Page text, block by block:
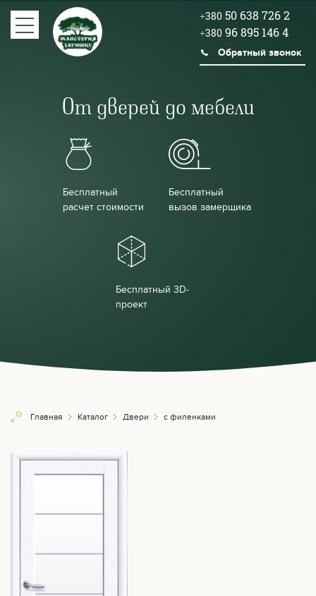
+380 50 638 726 2
+380 96 895 146 4
Обратный звонок
От дверей до мебели
Бесплатный
расчет стоимости
Бесплатный
вызов замерщика
Бесплатный 3D-
проект
Главная Каталог Двери с филенками